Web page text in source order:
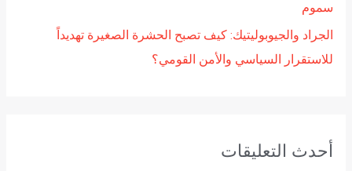
سموم
الجراد والجيوبوليتيك: كيف تصبح الحشرة الصغيرة تهديداً
للاستقرار السياسي والأمن القومي؟
أحدث التعليقات